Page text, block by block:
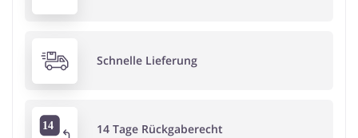
Schnelle Lieferung
14 Tage Rückgaberecht